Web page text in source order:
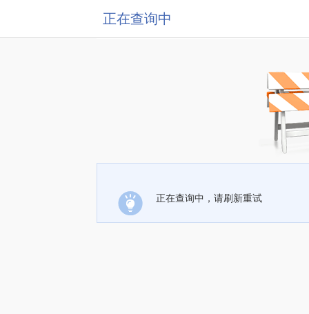
正在查询中
正在查询中，请刷新重试